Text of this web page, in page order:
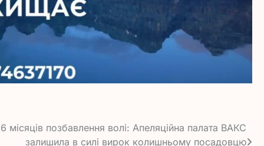
6 місяців позбавлення волі: Апеляційна палата ВАКС
залишила в силі вирок колишньому посадовцю